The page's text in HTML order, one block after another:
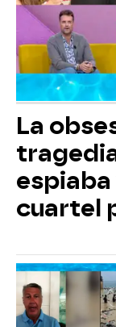
La
espiaba
cuartel